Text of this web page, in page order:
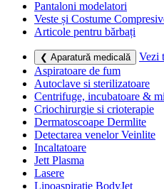
Pantaloni modelatori
Veste și Costume
Articole pentru bărbați
❮ Aparatură medicală
Vezi
Aspiratoare de fum
Autoclave si sterilizatoare
Centrifuge, incubatoare &
Criochirurgie si crioterapie
Dermatoscoape Dermlite
Detectarea venelor Veinlite
Incaltatoare
Jett Plasma
Lasere
Lipoaspiratie BodyJet